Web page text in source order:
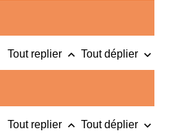
Tout replier keyboard_arrow_up Tout déplier keyboard_arrow_down
Tout replier keyboard_arrow_up Tout déplier keyboard_arrow_down